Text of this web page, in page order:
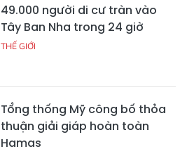
49.000 người di cư tràn vào
Tây Ban Nha trong 24 giờ
THẾ GIỚI
Tổng thống Mỹ công bố thỏa
thuận giải giáp hoàn toàn
Hamas